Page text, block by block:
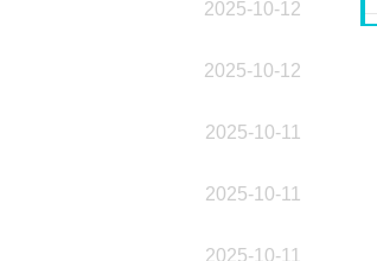
2025-10-12
2025-10-12
2025-10-11
2025-10-11
2025-10-11